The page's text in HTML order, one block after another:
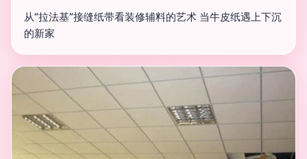
从“拉法基”接缝纸带看装修辅料的艺术 当牛皮纸遇上下沉
的新家